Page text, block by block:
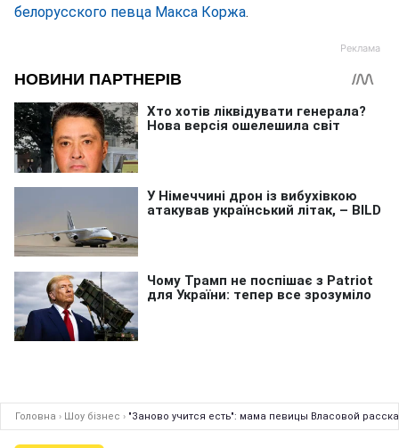
белорусского певца Макса Коржа.
Головна › Шоу бізнес › "Заново учится есть": мама певицы Власовой